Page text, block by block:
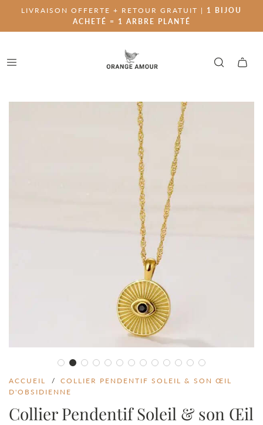
LIVRAISON OFFERTE + RETOUR GRATUIT | 1 BIJOU
ACHETÉ = 1 ARBRE PLANTÉ
ACCUEIL /
COLLIER PENDENTIF SOLEIL & SON ŒIL
D'OBSIDIENNE
Collier Pendentif Soleil & son Œil